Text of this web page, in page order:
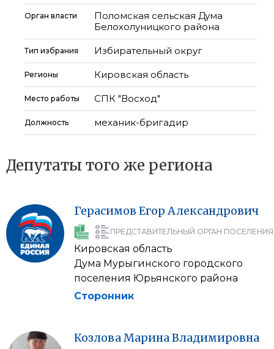
Орган власти
Поломская сельская Дума
Белохолуницкого района
Тип избрания Избирательный округ
Регионы Кировская область
Место работы СПК "Восход"
Должность механик-бригадир
Депутаты того же региона
Герасимов Егор Александрович
ПРЕДСТАВИТЕЛЬНЫЙ ОРГАН ПОСЕЛЕНИЯ
Кировская область
Дума Мурыгинского городского
поселения Юрьянского района
Сторонник
КозловаМаринаВладимировна